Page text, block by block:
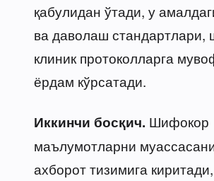
қабулидан ўтади, у
ва даволаш стандартлари,
клиник протоколларга
ёрдам кўрсатади.
Иккинчи босқич. Шифокор
маълумотларни
ахборот тизимига